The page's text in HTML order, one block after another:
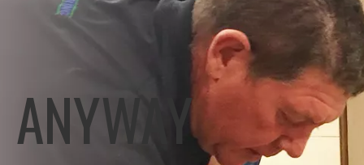
ANYWAY